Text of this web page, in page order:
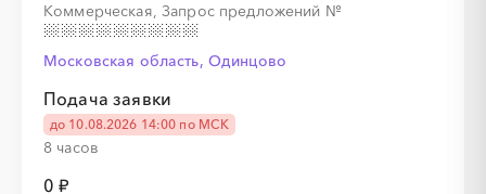
Коммерческая, Запрос предложений №
Московская область, Одинцово
Подача заявки
до 10.08.2026 14:00 по МСК
8 часов
0 ₽